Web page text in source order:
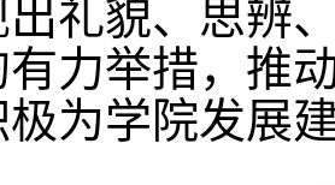
出礼貌、思辨
有力举措，推
极为学院发展